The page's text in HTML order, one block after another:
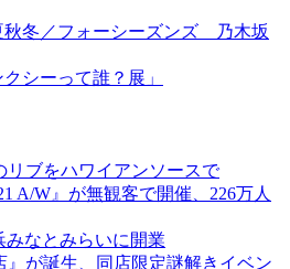
秋冬／フォーシーズンズ 乃木坂
クシーって誰？展」
リブをハワイアンソースで
A/W』が無観客で開催、226万人
みなとみらいに開業
』が誕生、同店限定謎解きイベン